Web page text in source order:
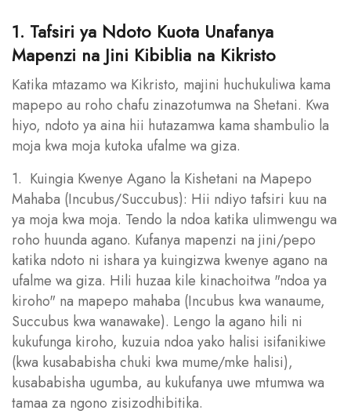
1. Tafsiri ya Ndoto Kuota Unafanya
Mapenzi na Jini Kibiblia na Kikristo
Katika mtazamo wa Kikristo, majini huchukuliwa kama
mapepo au roho chafu zinazotumwa na Shetani. Kwa
hiyo, ndoto ya aina hii hutazamwa kama shambulio la
moja kwa moja kutoka ufalme wa giza.
1. Kuingia Kwenye Agano la Kishetani na Mapepo
Mahaba (Incubus/Succubus): Hii ndiyo tafsiri kuu na
ya moja kwa moja. Tendo la ndoa katika ulimwengu wa
roho huunda agano. Kufanya mapenzi na jini/pepo
katika ndoto ni ishara ya kuingizwa kwenye agano na
ufalme wa giza. Hili huzaa kile kinachoitwa "ndoa ya
kiroho" na mapepo mahaba (Incubus kwa wanaume,
Succubus kwa wanawake). Lengo la agano hili ni
kukufunga kiroho, kuzuia ndoa yako halisi isifanikiwe
(kwa kusababisha chuki kwa mume/mke halisi),
kusababisha ugumba, au kukufanya uwe mtumwa wa
tamaa za ngono zisizodhibitika.